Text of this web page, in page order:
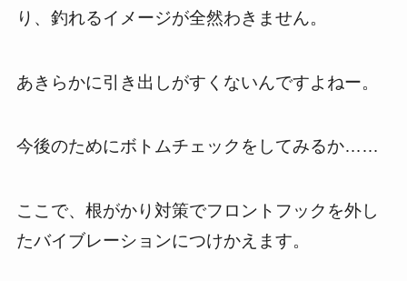
り、釣れるイメージが全然わきません。
あきらかに引き出しがすくないんですよねー。
今後のためにボトムチェックをしてみるか……
ここで、根がかり対策でフロントフックを外し
たバイブレーションにつけかえます。